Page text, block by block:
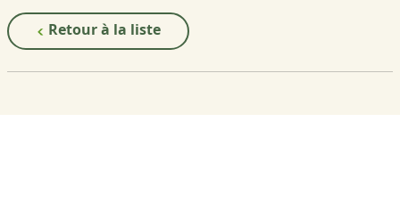
Retour à la liste